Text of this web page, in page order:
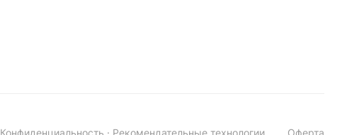
Конфиденциальность · Рекомендательные технологии Оферта